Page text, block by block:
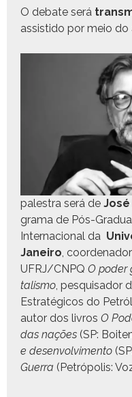
O debate será
assis­ti­do por meio do
palestra será de José
gra­ma de Pós-
Inter­na­cional da
Janeiro ,
UFRJ/CNPQ O poder
tal­is­mo , pesquisador
Estratégi­cos do
autor dos livros O
das nações (SP:
e desen­volvi­men­to
Guer­ra (Petrópo­lis: